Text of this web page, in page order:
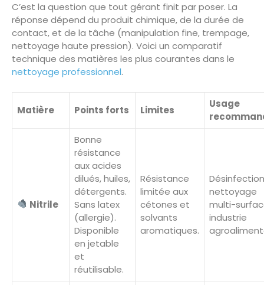
C’est la question que tout gérant finit par poser. La
réponse dépend du produit chimique, de la durée de
contact, et de la tâche (manipulation fine, trempage,
nettoyage haute pression). Voici un comparatif
technique des matières les plus courantes dans le
nettoyage professionnel.
Matière Points forts Limites
Usage
Nitrile
Bonne
résistance
aux acides
dilués, huiles,
détergents.
Sans latex
(allergie).
Disponible
en jetable
et
réutilisable.
Résistance
limitée aux
cétones et
solvants
aromatiques.
nettoyage
multi-
industrie